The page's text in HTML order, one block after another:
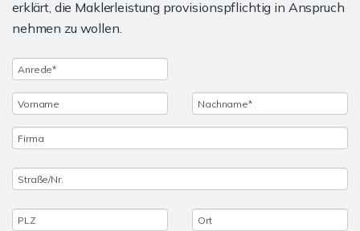
erklärt, die Maklerleistung provisionspflichtig in Anspruch
nehmen zu wollen.